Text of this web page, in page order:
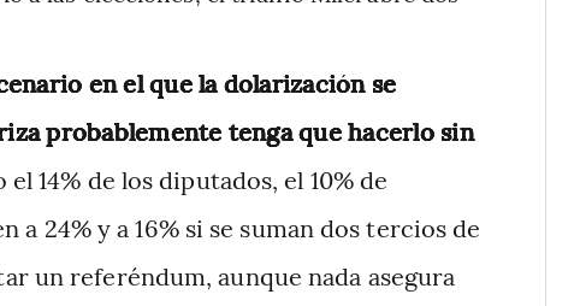
en el que la dolarización se
probablemente tenga que hacerlo sin
14% de los diputados, el 10% de
a 24% y a 16% si se suman dos tercios de
un referéndum, aunque nada asegura